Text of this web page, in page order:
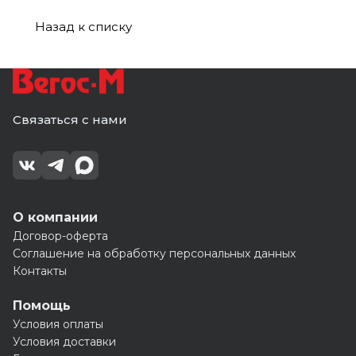
Назад к списку
Связаться с нами
О компании
Договор-оферта
Соглашение на обработку персональных данных
Контакты
Помощь
Условия оплаты
Условия доставки